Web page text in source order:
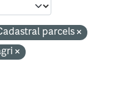
parcels